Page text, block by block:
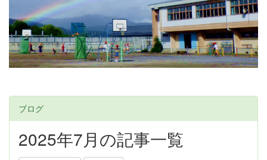
ブログ
2025年7月の記事一覧